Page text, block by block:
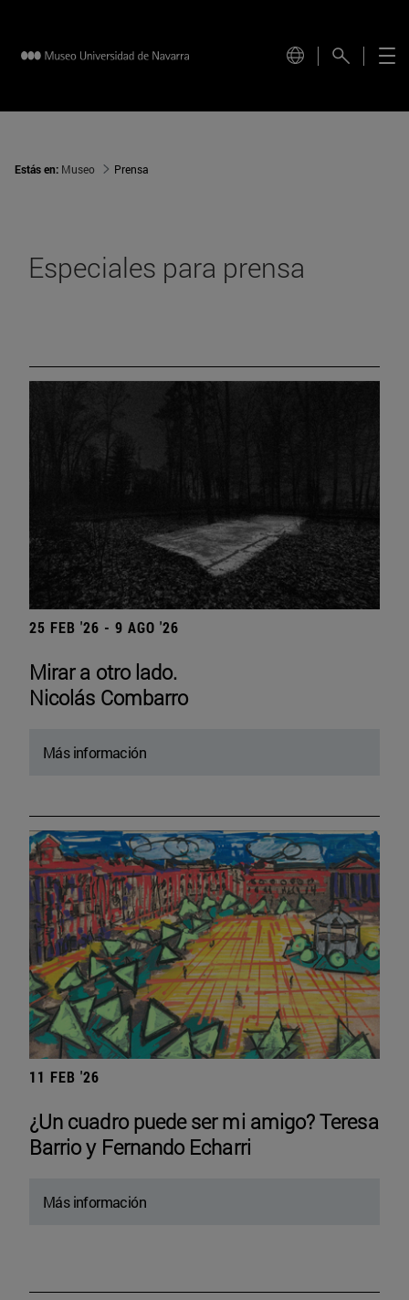
Estás en: Museo Prensa
Especiales para prensa
25 FEB '26 - 9 AGO '26
Mirar a otro lado.
Nicolás Combarro
Más información
11 FEB '26
¿Un cuadro puede ser mi amigo? Teresa
Barrio y Fernando Echarri
Más información